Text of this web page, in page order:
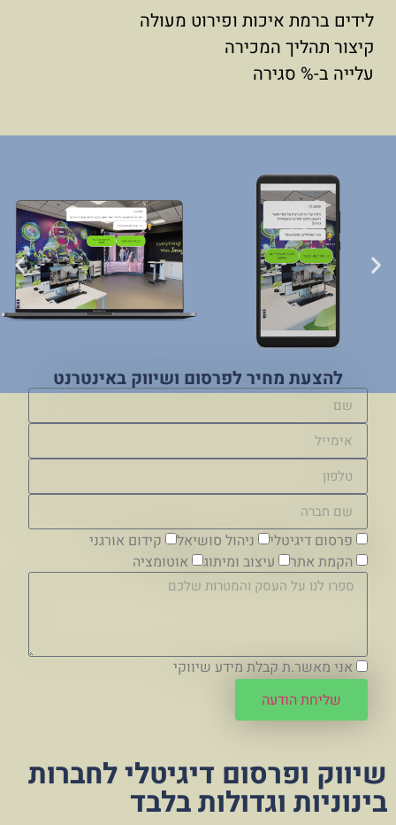
לידים ברמת איכות ופירוט מעולה
קיצור תהליך המכירה
עלייה ב-% סגירה
להצעת מחיר לפרסום ושיווק באינטרנט
פרסום דיגיטלי ניהול סושיאל
קידום אורגני
הקמת אתר
עיצוב ומיתוג אוטומציה
אני מאשר.ת קבלת מידע שיווקי
שליחת הודעה
שיווק ופרסום דיגיטלי לחברות
בינוניות וגדולות בלבד